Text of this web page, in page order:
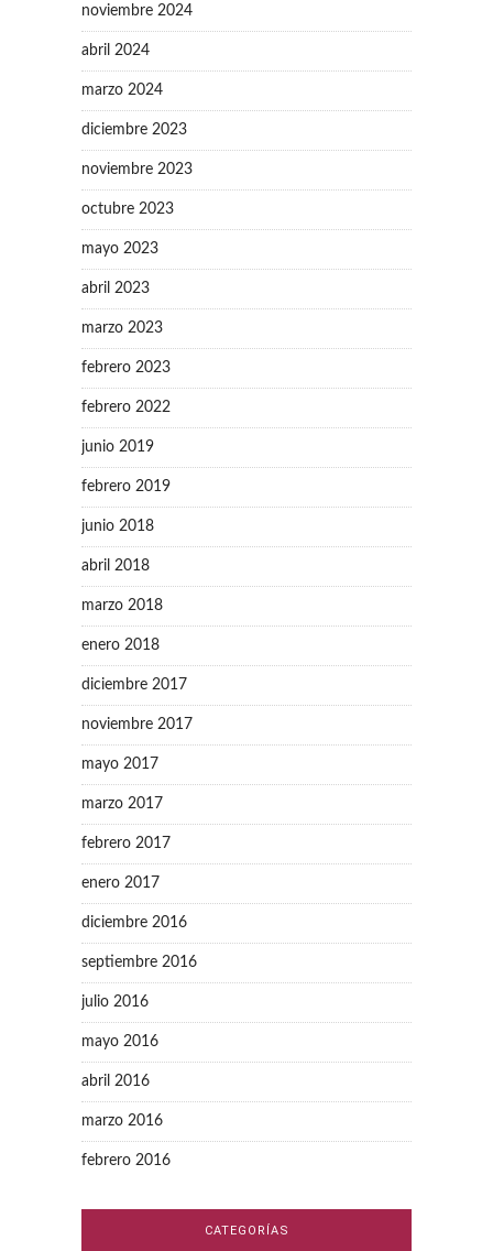
noviembre 2024
abril 2024
marzo 2024
diciembre 2023
noviembre 2023
octubre 2023
mayo 2023
abril 2023
marzo 2023
febrero 2023
febrero 2022
junio 2019
febrero 2019
junio 2018
abril 2018
marzo 2018
enero 2018
diciembre 2017
noviembre 2017
mayo 2017
marzo 2017
febrero 2017
enero 2017
diciembre 2016
septiembre 2016
julio 2016
mayo 2016
abril 2016
marzo 2016
febrero 2016
CATEGORÍAS